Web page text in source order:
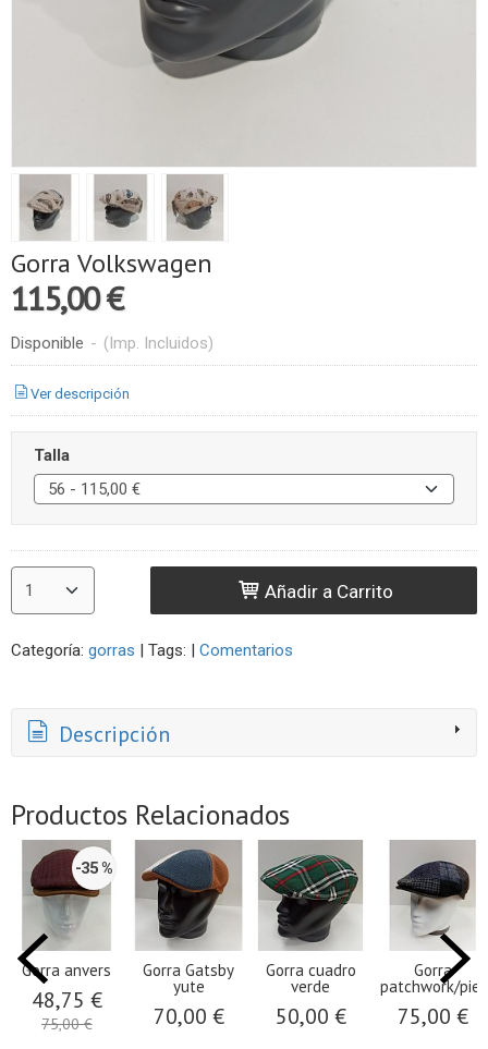
Gorra Volkswagen
115,00 €
Disponible - (Imp. Incluidos)
Ver descripción
Talla
Añadir a Carrito
Categoría: gorras Tags: Comentarios
Descripción
Productos Relacionados
-35 %
Gorra anvers
48,75 €
75,00 €
Gorra Gatsby
yute
70,00 €
Gorra cuadro
verde
50,00 €
Gorra
patchwork/piel
75,00 €